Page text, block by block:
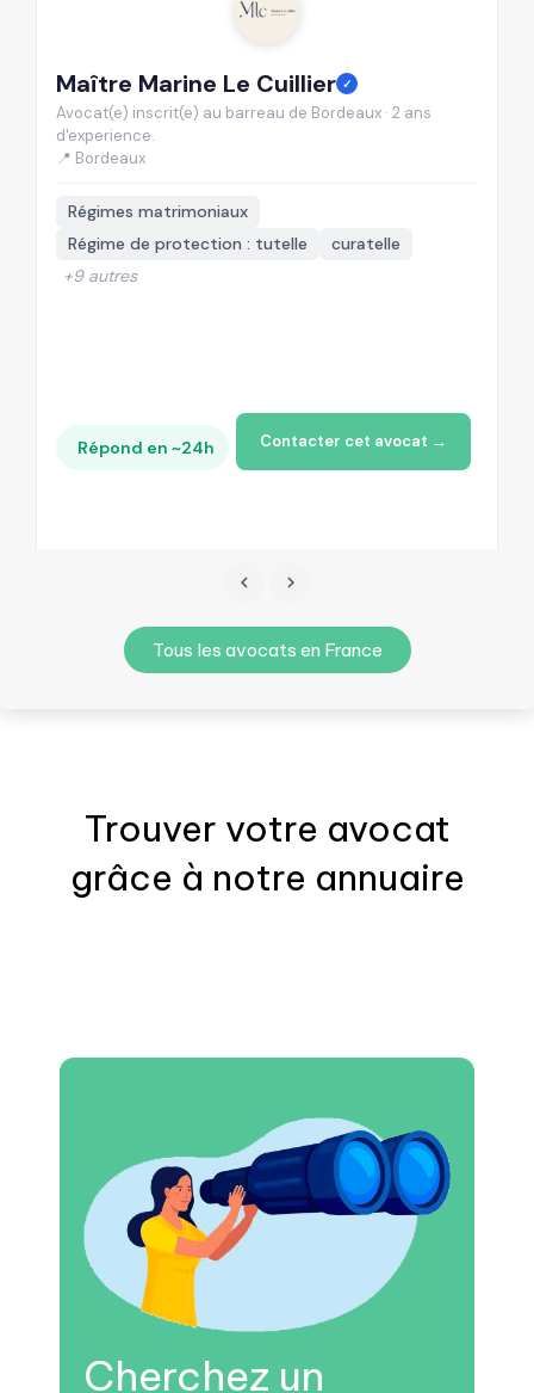
Maître Marine Le Cuillier ✓
Avocat(e) inscrit(e) au barreau de Bordeaux · 2 ans
d'experience.
📍 Bordeaux
Régimes matrimoniaux
Régime de protection : tutelle
curatelle
+9 autres
Répond en ~24h Contacter cet avocat →
Tous les avocats en France
Trouver votre avocat
grâce à notre annuaire
Cherchez un